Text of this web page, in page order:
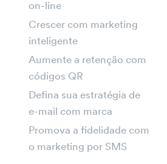
on-line
Crescer com marketing
inteligente
Aumente a retenção com
códigos QR
Defina sua estratégia de
e-mail com marca
Promova a fidelidade com
o marketing por SMS